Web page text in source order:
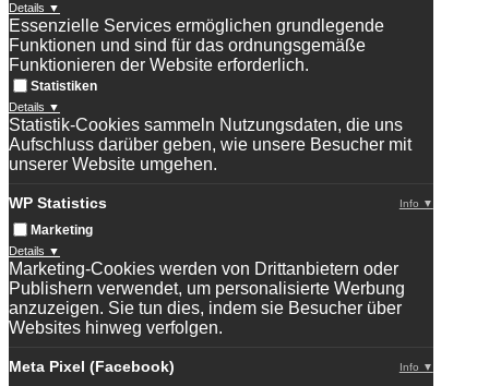
Details ▼
Essenzielle Services ermöglichen grundlegende
Funktionen und sind für das ordnungsgemäße
Funktionieren der Website erforderlich.
Statistiken
Details ▼
Statistik-Cookies sammeln Nutzungsdaten, die uns
Aufschluss darüber geben, wie unsere Besucher mit
unserer Website umgehen.
WP Statistics Info ▼
Marketing
Details ▼
Marketing-Cookies werden von Drittanbietern oder
Publishern verwendet, um personalisierte Werbung
anzuzeigen. Sie tun dies, indem sie Besucher über
Websites hinweg verfolgen.
Meta Pixel (Facebook) Info ▼